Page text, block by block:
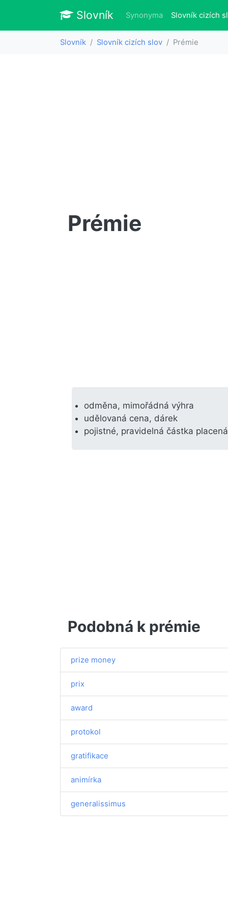
Slovník Slovník
Synonyma Slovník cizích
Slovník Slovník cizích slov Prémie
Prémie
odměna, mimořádná výhra
udělovaná cena, dárek
pojistné, pravidelná částka
Podobná k prémie
prize money
prix
award
protokol
gratifikace
animírka
generalissimus